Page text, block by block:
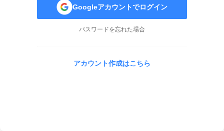
Googleアカウントでログイン
パスワードを忘れた場合
アカウント作成はこちら